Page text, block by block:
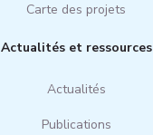
Carte des projets
Actualités et ressources
Actualités
Publications